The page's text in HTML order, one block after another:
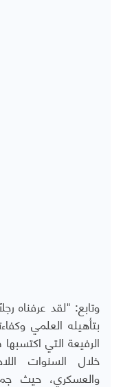
وتابع: "لقد عرفناه
بتأهيله العلمي
الرفيعة التي
خلال السنوات
والعسكري، حيث